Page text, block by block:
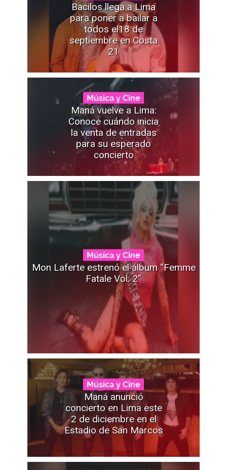
Bacilos llega a Lima
para poner a bailar a
todos el18 de
septiembre en Costa
21
Música y Cine
Maná vuelve a Lima:
Conoce cuándo inicia
la venta de entradas
para su esperado
concierto
Música y Cine
Mon Laferte estrenó el álbum “Femme
Fatale Vol. 2”
Música y Cine
Maná anunció
concierto en Lima este
2 de diciembre en el
Estadio de San Marcos